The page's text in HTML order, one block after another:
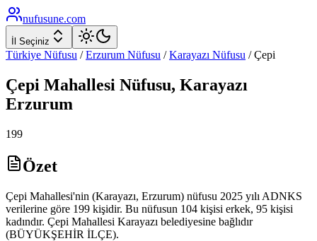
nufusune.com
İl Seçiniz
Türkiye Nüfusu / Erzurum Nüfusu / Karayazı Nüfusu /Çepi
Çepi Mahallesi Nüfusu, Karayazı
Erzurum
199
Özet
Çepi Mahallesi'nin (Karayazı, Erzurum) nüfusu 2025 yılı ADNKS
verilerine göre 199 kişidir. Bu nüfusun 104 kişisi erkek, 95 kişisi
kadındır. Çepi Mahallesi Karayazı belediyesine bağlıdır
(BÜYÜKŞEHİR İLÇE).